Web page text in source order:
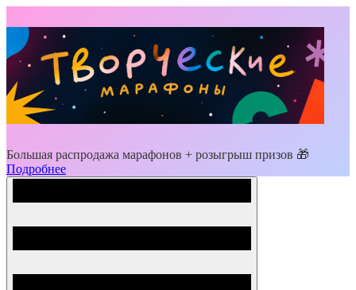
Большая распродажа марафонов + розыгрыш призов 🎁
Подробнее